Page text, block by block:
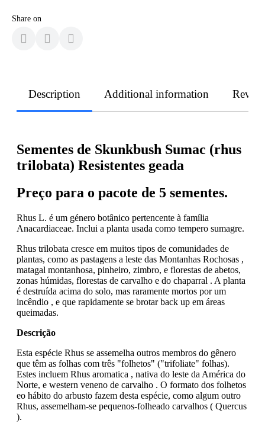
Share on
Description Additional information
Sementes de Skunkbush Sumac (rhus
trilobata) Resistentes geada
Preço para o pacote de 5 sementes.
Rhus L. é um género botânico pertencente à família
Anacardiaceae. Inclui a planta usada como tempero sumagre.
Rhus trilobata cresce em muitos tipos de comunidades de
plantas, como as pastagens a leste das Montanhas Rochosas ,
matagal montanhosa, pinheiro, zimbro, e florestas de abetos,
zonas húmidas, florestas de carvalho e do chaparral . A planta
é destruída acima do solo, mas raramente mortos por um
incêndio , e que rapidamente se brotar back up em áreas
queimadas.
Descrição
Esta espécie Rhus se assemelha outros membros do gênero
que têm as folhas com três "folhetos" ("trifoliate" folhas).
Estes incluem Rhus aromatica , nativa do leste da América do
Norte, e western veneno de carvalho . O formato dos folhetos
eo hábito do arbusto fazem desta espécie, como algum outro
Rhus, assemelham-se pequenos-folheado carvalhos ( Quercus
).